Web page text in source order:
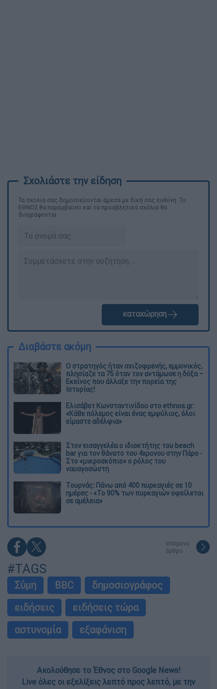
Τα σχολιά σας δημοσιεύονται άμεσα με δική σας ευθύνη. Το
ΕΘΝΟΣ θα παρεμβαίνει και τα προσβλητικά σχόλια θα
διαγράφονται
καταχώρηση
Διαβάστε ακόμη
O στρατηγός ήταν σχιζοφρενής, εμμονικός,
πλησίαζε τα 75 όταν τον αντάμωσε η δόξα –
Εκείνος που άλλαξε την πορεία της
Ιστορίας!
Ελισάβετ Κωνσταντινίδου στο ethnos.gr:
«Κάθε πόλεμος είναι ένας εμφύλιος, όλοι
είμαστε αδέλφια»
Στον εισαγγελέα ο ιδιοκτήτης του beach
bar για τον θάνατο του 4χρονου στην Πάρο -
Στο «μικροσκόπιο» ο ρόλος του
ναυαγοσώστη
Τουρνάς: Πάνω από 400 πυρκαγιές σε 10
ημέρες - «Το 90% των πυρκαγιών οφείλεται
σε αμέλεια»
επόμενο
άρθρο
#TAGS
Σύμη BBC
δημοσιογράφος
ειδήσεις
ειδήσεις τώρα
αστυνομία
εξαφάνιση
Ακολούθησε το Έθνος στο Google News!
Live όλες οι εξελίξεις λεπτό προς λεπτό, με την